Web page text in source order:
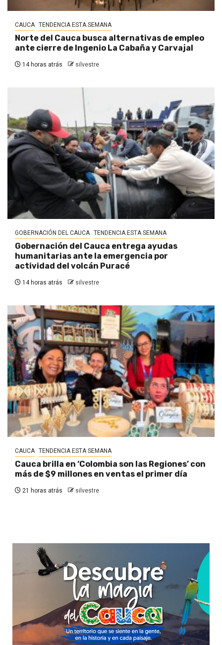
CAUCA TENDENCIA ESTA SEMANA
Norte del Cauca busca alternativas de empleo
ante cierre de Ingenio La Cabaña y Carvajal
14 horas atrás silvestre
GOBERNACIÓN DEL CAUCA TENDENCIA ESTA SEMANA
Gobernación del Cauca entrega ayudas
humanitarias ante la emergencia por
actividad del volcán Puracé
14 horas atrás silvestre
CAUCA TENDENCIA ESTA SEMANA
Cauca brilla en ‘Colombia son las Regiones’ con
más de $9 millones en ventas el primer día
21 horas atrás silvestre